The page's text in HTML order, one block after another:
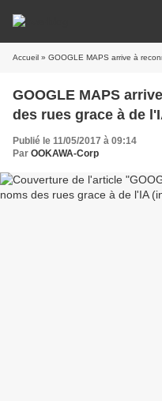
Accueil » GOOGLE MAPS arrive à
GOOGLE MAPS
des rues grace à de
Publié le 11/05/2017 à 09:14
Par OOKAWA-Corp